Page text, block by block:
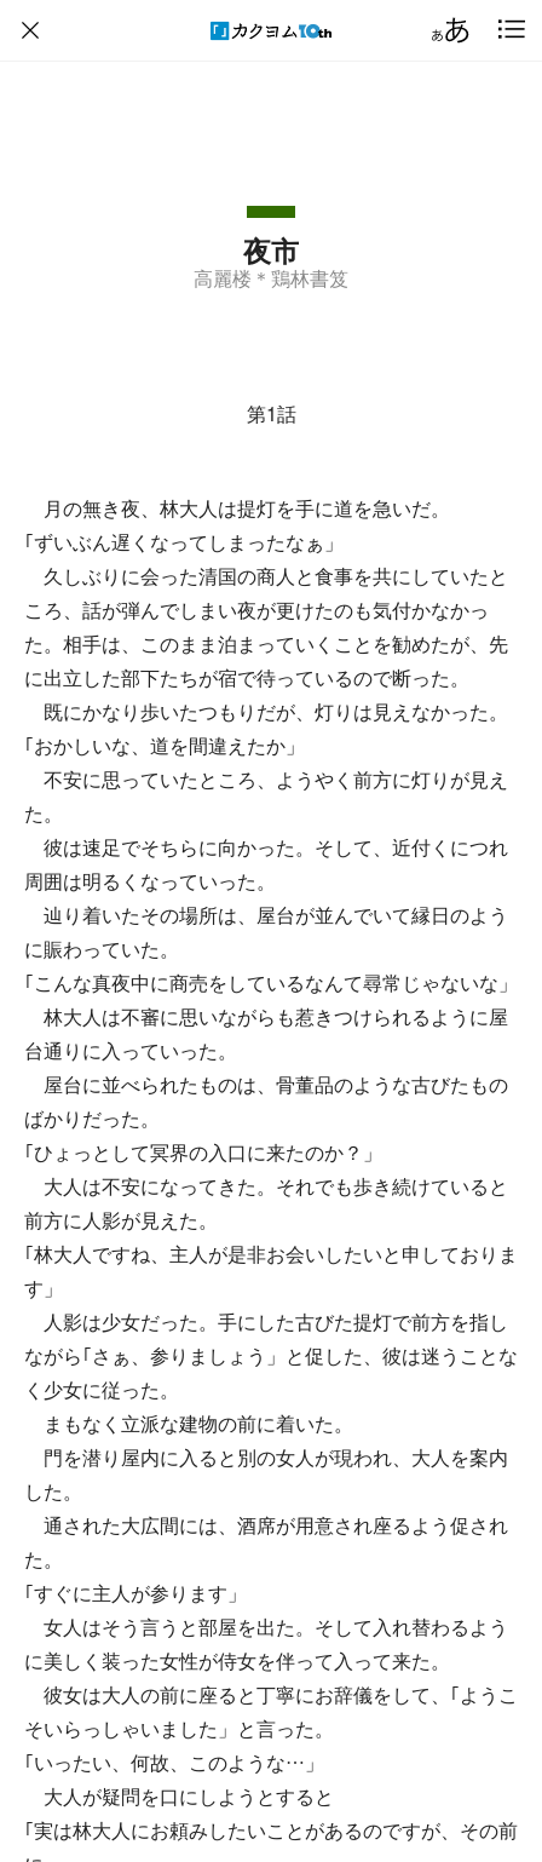
夜市
高麗楼＊鶏林書笈
第1話
月の無き夜、林大人は提灯を手に道を急いだ。
｢ずいぶん遅くなってしまったなぁ」
久しぶりに会った清国の商人と食事を共にしていたと
ころ、話が弾んでしまい夜が更けたのも気付かなかっ
た。相手は、このまま泊まっていくことを勧めたが、先
に出立した部下たちが宿で待っているので断った。
既にかなり歩いたつもりだが、灯りは見えなかった。
｢おかしいな、道を間違えたか」
不安に思っていたところ、ようやく前方に灯りが見え
た。
彼は速足でそちらに向かった。そして、近付くにつれ
周囲は明るくなっていった。
辿り着いたその場所は、屋台が並んでいて縁日のよう
に賑わっていた。
｢こんな真夜中に商売をしているなんて尋常じゃないな」
林大人は不審に思いながらも惹きつけられるように屋
台通りに入っていった。
屋台に並べられたものは、骨董品のような古びたもの
ばかりだった。
｢ひょっとして冥界の入口に来たのか？」
大人は不安になってきた。それでも歩き続けていると
前方に人影が見えた。
｢林大人ですね、主人が是非お会いしたいと申しておりま
す」
人影は少女だった。手にした古びた提灯で前方を指し
ながら｢さぁ、参りましょう」と促した、彼は迷うことな
く少女に従った。
まもなく立派な建物の前に着いた。
門を潜り屋内に入ると別の女人が現われ、大人を案内
した。
通された大広間には、酒席が用意され座るよう促され
た。
｢すぐに主人が参ります」
女人はそう言うと部屋を出た。そして入れ替わるよう
に美しく装った女性が侍女を伴って入って来た。
彼女は大人の前に座ると丁寧にお辞儀をして、｢ようこ
そいらっしゃいました」と言った。
｢いったい、何故、このような…」
大人が疑問を口にしようとすると
｢実は林大人にお頼みしたいことがあるのですが、その前